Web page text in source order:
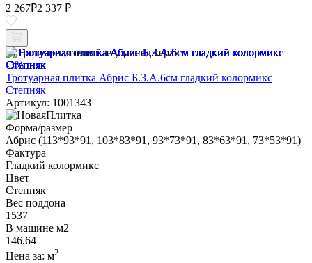
2 267₽2 337 ₽
Наличие уточняйте у менеджера
-3%
Тротуарная плитка Абрис Б.3.А.6см гладкий колормикс
Степняк
Артикул: 1001343
Форма/размер
Абрис (113*93*91, 103*83*91, 93*73*91, 83*63*91, 73*53*91)
Фактура
Гладкий колормикс
Цвет
Степняк
Вес поддона
1537
В машине м2
146.64
Цена за: м2